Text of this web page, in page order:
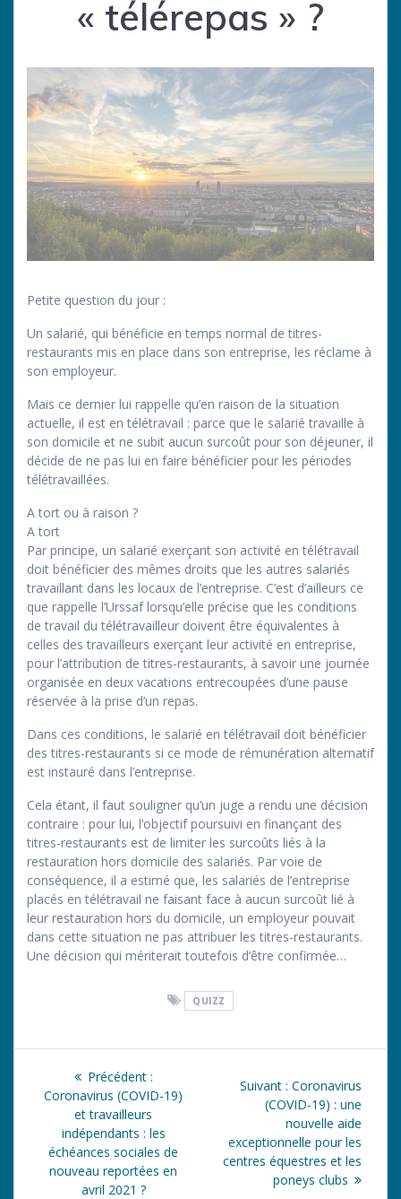
« télérepas » ?
Petite question du jour :
Un salarié, qui bénéficie en temps normal de titres-
restaurants mis en place dans son entreprise, les réclame à
son employeur.
Mais ce dernier lui rappelle qu’en raison de la situation
actuelle, il est en télétravail : parce que le salarié travaille à
son domicile et ne subit aucun surcoût pour son déjeuner, il
décide de ne pas lui en faire bénéficier pour les périodes
télétravaillées.
A tort ou à raison ?
A tort
Par principe, un salarié exerçant son activité en télétravail
doit bénéficier des mêmes droits que les autres salariés
travaillant dans les locaux de l’entreprise. C’est d’ailleurs ce
que rappelle l’Urssaf lorsqu’elle précise que les conditions
de travail du télétravailleur doivent être équivalentes à
celles des travailleurs exerçant leur activité en entreprise,
pour l’attribution de titres-restaurants, à savoir une journée
organisée en deux vacations entrecoupées d’une pause
réservée à la prise d’un repas.
Dans ces conditions, le salarié en télétravail doit bénéficier
des titres-restaurants si ce mode de rémunération alternatif
est instauré dans l’entreprise.
Cela étant, il faut souligner qu’un juge a rendu une décision
contraire : pour lui, l’objectif poursuivi en finançant des
titres-restaurants est de limiter les surcoûts liés à la
restauration hors domicile des salariés. Par voie de
conséquence, il a estimé que, les salariés de l’entreprise
placés en télétravail ne faisant face à aucun surcoût lié à
leur restauration hors du domicile, un employeur pouvait
dans cette situation ne pas attribuer les titres-restaurants.
Une décision qui mériterait toutefois d’être confirmée…
QUIZZ
Navigation
l’article
Précédent :Article
précédent
Coronavirus (COVID-19)
et travailleurs
indépendants : les
échéances sociales de
nouveau reportées en
avril 2021 ?
Suivant : Article
suivant
:
Coronavirus
(COVID-19) : une
nouvelle aide
exceptionnelle pour les
centres équestres et les
poneys clubs